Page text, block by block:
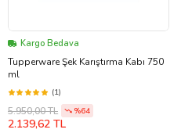
Kargo Bedava
Tupperware Şek Karıştırma Kabı 750
ml
(1)
5.950,00 TL %64
2.139,62 TL